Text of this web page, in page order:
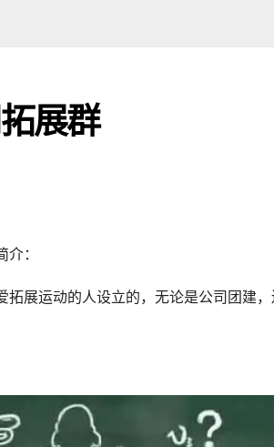
展群
：
拓展运动的人设立的，无论是公司团建